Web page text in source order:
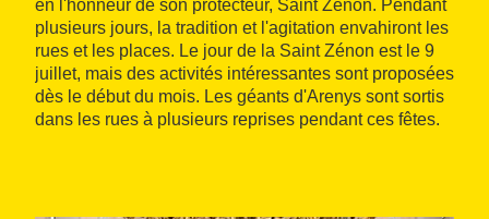
en l'honneur de son protecteur, Saint Zénon. Pendant
plusieurs jours, la tradition et l'agitation envahiront les
rues et les places. Le jour de la Saint Zénon est le 9
juillet, mais des activités intéressantes sont proposées
dès le début du mois. Les géants d'Arenys sont sortis
dans les rues à plusieurs reprises pendant ces fêtes.